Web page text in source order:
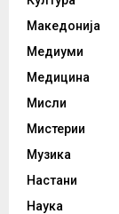
Македонија
Медиуми
Медицина
Мисли
Мистерии
Музика
Настани
Наука